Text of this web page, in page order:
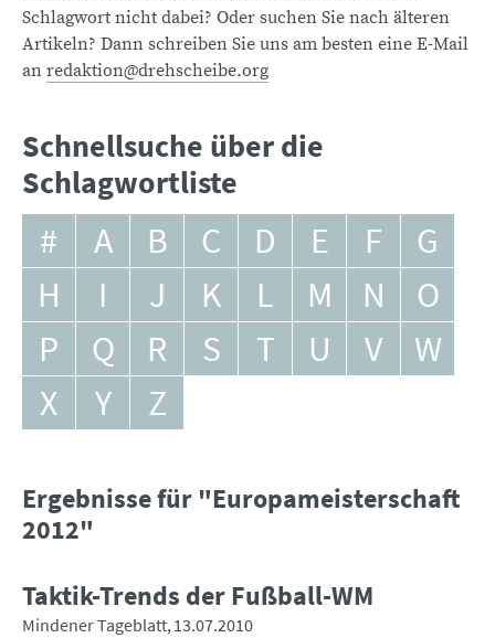
Schlagwort nicht dabei? Oder suchen Sie nach älteren
Artikeln? Dann schreiben Sie uns am besten eine E-Mail
an redaktion@drehscheibe.org
Schnellsuche über die
Schlagwortliste
# A B C D E F
G
H
I J K L M N
O
P
Q R S T U V
W
X
Y Z
Ergebnisse für "Europameisterschaft
2012"
Taktik-Trends der Fußball-WM
Mindener Tageblatt 13.07.2010